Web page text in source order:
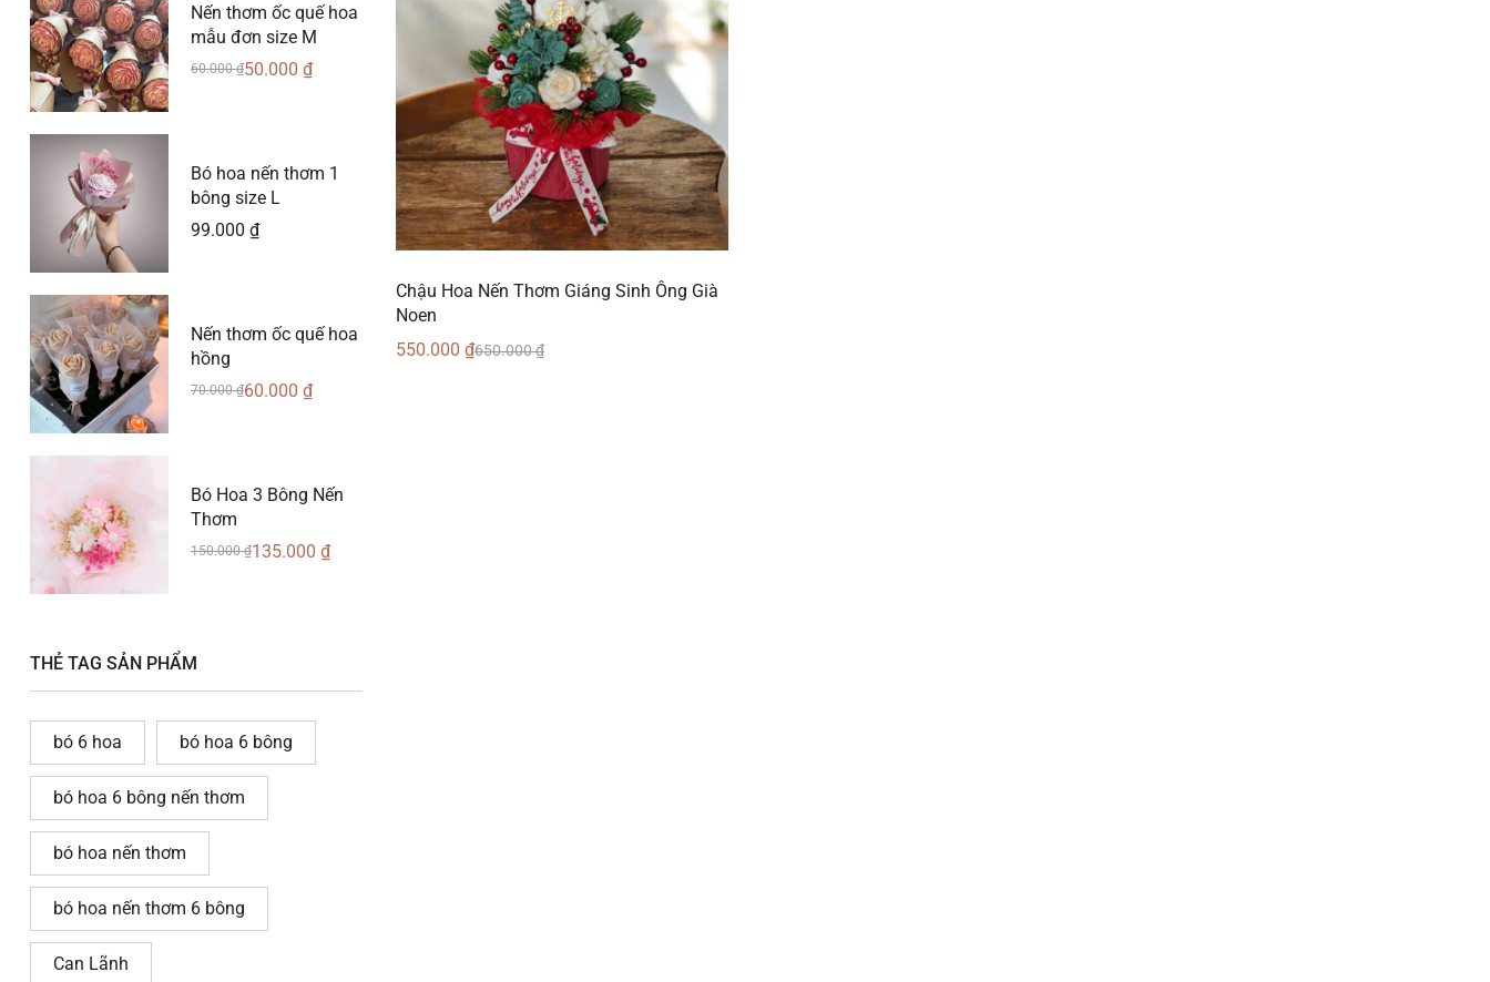
Chậu Hoa Nến Thơm Giáng Sinh Ông Già
Noen
650.000₫
550.000 ₫
Nến thơm ốc quế hoa
mẫu đơn size M
60.000₫50.000 ₫
Bó hoa nến thơm 1
bông size L
99.000 ₫
Nến thơm ốc quế hoa
hồng
70.000₫60.000 ₫
Bó Hoa 3 Bông Nến
Thơm
150.000₫135.000 ₫
THẺ TAG SẢN PHẨM
bó 6 hoa bó hoa 6 bông
bó hoa 6 bông nến thơm
bó hoa nến thơm
bó hoa nến thơm 6 bông
Can Lãnh